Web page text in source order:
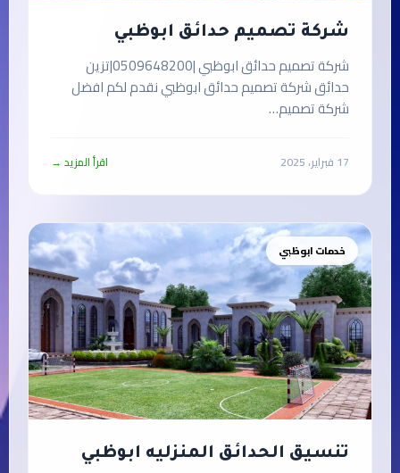
شركة تصميم حدائق ابوظبي
شركة تصميم حدائق ابوظبي |0509648200|تزين
حدائق شركة تصميم حدائق ابوظبي نقدم لكم افضل
شركة تصميم…
17 فبراير، 2025 اقرأ المزيد →
خدمات ابوظبي
تنسيق الحدائق المنزليه ابوظبي